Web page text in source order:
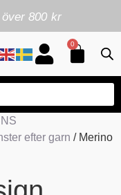
800 kr
0
efter garn / Merino